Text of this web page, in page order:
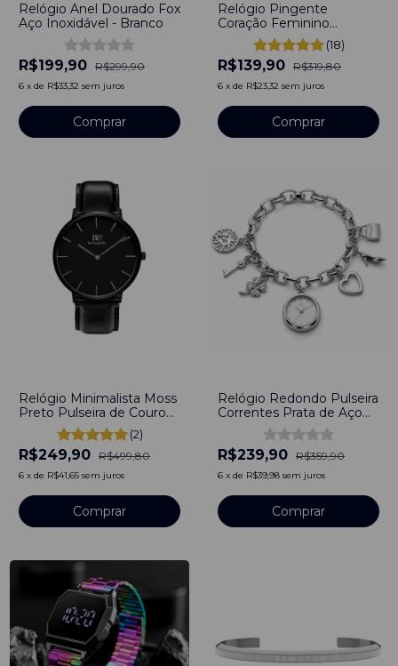
Relógio Anel Dourado Fox
Aço Inoxidável - Branco
R$199,90 R$299,90
6 x de R$33,32 sem juros
Relógio Pingente
Coração Feminino
Dourado
(18)
R$139,90 R$319,80
6 x de R$23,32 sem juros
Relógio Minimalista Moss
Preto Pulseira de Couro
Preto 40mm Aço
Inoxidável banhado a
titânio
(2)
R$249,90 R$499,80
6 x de R$41,65 sem juros
Comprar
Relógio Redondo Pulseira
Correntes Prata de Aço
Inoxidável
R$239,90 R$359,90
6 x de R$39,98 sem juros
Comprar